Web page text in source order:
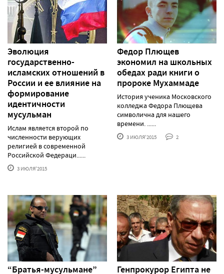
Эволюция
государственно-
исламских отношений в
России и ее влияние на
формирование
идентичности
мусульман
Ислам является второй по
численности верующих
религией в современной
Российской Федераци......
3 ИЮЛЯ'2015
Федор Плющев
экономил на школьных
обедах ради книги о
пророке Мухаммаде
История ученика Московского
колледжа Федора Плющева
символична для нашего
времени. ......
3 ИЮЛЯ'2015 2
“Братья-мусульмане”
Генпрокурор Египта не